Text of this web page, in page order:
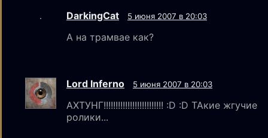
DarkingCat 5 июня 2007 в 20:03
А на трамвае как?
Lord Inferno 5 июня 2007 в 20:03
АХТУНГ!!!!!!!!!!!!!!!!!!!!!!!!! :D :D ТАкие жгучие
ролики...